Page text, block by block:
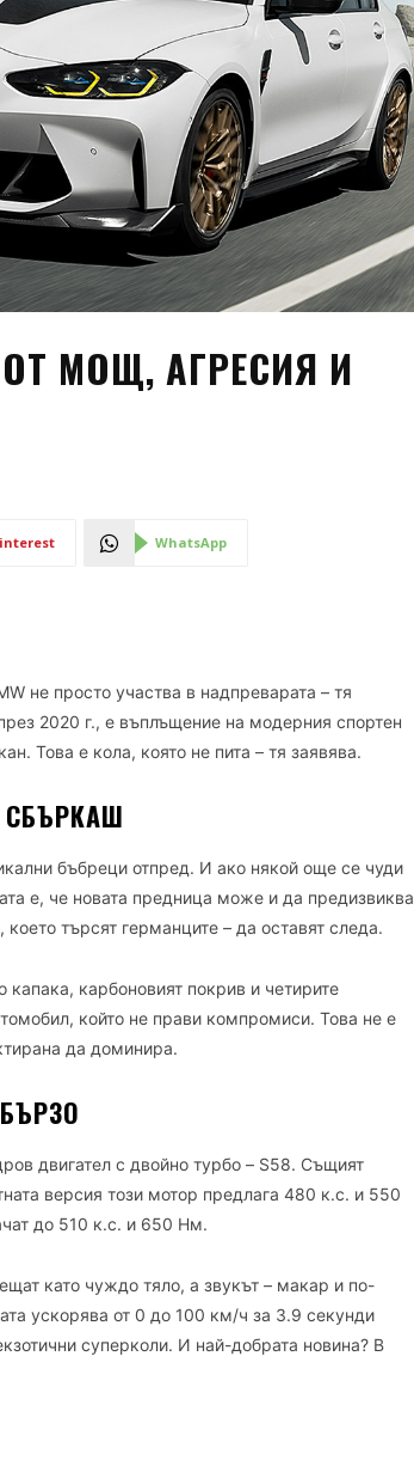
МОЩ, АГРЕСИЯ И
WhatsApp
не просто участва в надпреварата – тя
2020 г., е въплъщение на модерния спортен
Това е кола, която не пита – тя заявява.
бъбреци отпред. И ако някой още се чуди
е, че новата предница може и да предизвиква
търсят германците – да оставят следа.
капака, карбоновият покрив и четирите
който не прави компромиси. Това не е
да доминира.
двигател с двойно турбо – S58. Същият
версия този мотор предлага 480 к.с. и 550
до 510 к.с. и 650 Нм.
като чуждо тяло, а звукът – макар и по-
ускорява от 0 до 100 км/ч за 3.9 секунди
суперколи. И най-добрата новина? В